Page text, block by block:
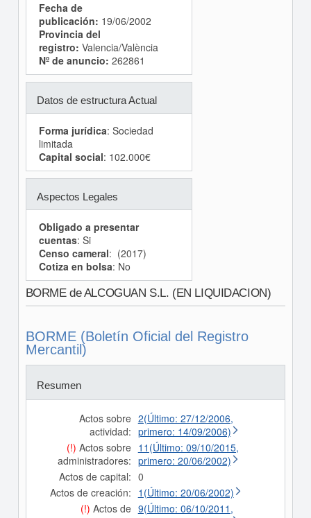
Fecha de
publicación: 19/06/2002
Provincia del
registro: Valencia/València
Nº de anuncio: 262861
Datos de estructura Actual
Forma jurídica: Sociedad
limitada
Capital social: 102.000€
Aspectos Legales
Obligado a presentar
cuentas: Si
Censo cameral: (2017)
Cotiza en bolsa: No
BORME de ALCOGUAN S.L. (EN LIQUIDACION)
BORME (Boletín Oficial del Registro
Mercantil)
Resumen
Actos sobre
actividad:
2(Último: 27/12/2006,
primero: 14/09/2006)
(!) Actos sobre
administradores:
11(Último: 09/10/2015,
primero: 20/06/2002)
Actos de capital: 0
Actos de creación: 1(Último: 20/06/2002)
(!) Actos de 9(Último: 06/10/2011,